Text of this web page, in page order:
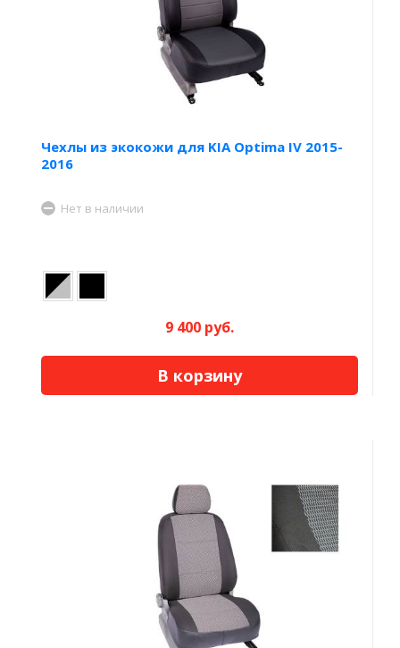
Чехлы из экокожи для KIA Optima IV 2015-
2016
Нет в наличии
9 400 руб.
В корзину